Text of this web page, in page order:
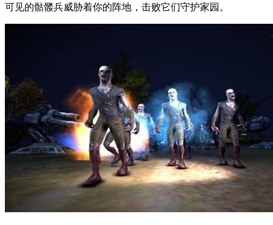
可见的骷髅兵威胁着你的阵地，击败它们守护家园。